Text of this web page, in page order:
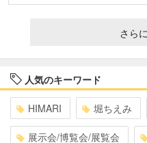
さら
人気のキーワード
HIMARI 堀ちえみ
展示会/博覧会/展覧会